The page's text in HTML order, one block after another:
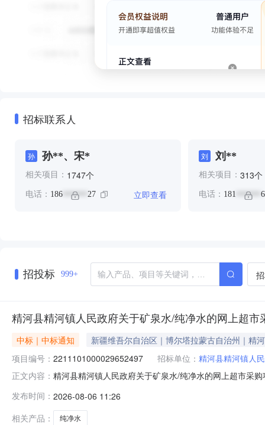
招标联系人
孙 孙**、宋*
相关项目： 1747个
电话： 186 ****** 27 立即查看
刘 刘**
相关项目： 313个
电话： 181 ******
招投标 999+
精河县精河镇人民政府关于矿泉水/纯净水的网上超市
中标｜中标通知
新疆维吾尔自治区｜博尔塔拉蒙古自治州｜精
项目编号： 2211101000029652497 招标单位： 精河县精河镇人
正文内容： 精河县精河镇人民政府关于矿泉水/纯净水的网上超市采
行政区划编码:652722项目所在行政区划名称:新疆维吾
发布时间： 2026-08-06 11:26
相关产品：
纯净水